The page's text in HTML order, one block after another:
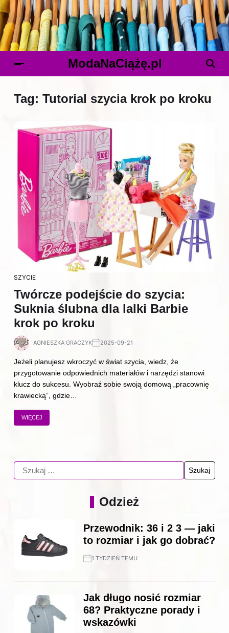
ModaNaCiążę.pl
Tag: Tutorial szycia krok po kroku
SZYCIE
Twórcze podejście do szycia:
Suknia ślubna dla lalki Barbie
krok po kroku
AGNIESZKA GRACZYK 2025-09-21
Jeżeli planujesz wkroczyć w świat szycia, wiedz, że
przygotowanie odpowiednich materiałów i narzędzi stanowi
klucz do sukcesu. Wyobraź sobie swoją domową „pracownię
krawiecką”, gdzie…
WIĘCEJ
Odzież
Przewodnik: 36 i 2 3 — jaki
to rozmiar i jak go dobrać?
1 TYDZIEŃ TEMU
Jak długo nosić rozmiar
68? Praktyczne porady i
wskazówki